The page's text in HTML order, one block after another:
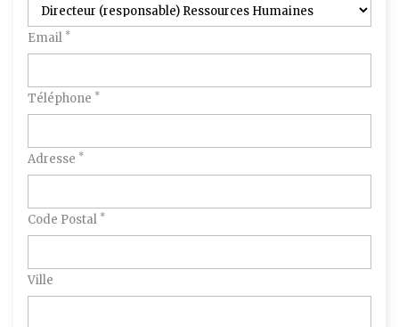
Email *
Téléphone *
Adresse *
Code Postal *
Ville